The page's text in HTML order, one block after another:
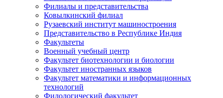
Филиалы и представительства
Ковылкинский филиал
Рузаевский институт машиностроения
Представительство в Республике Индия
Факультеты
Военный учебный центр
Факультет биотехнологии и биологии
Факультет иностранных языков
Факультет математики и информационных
технологий
Филологический факультет